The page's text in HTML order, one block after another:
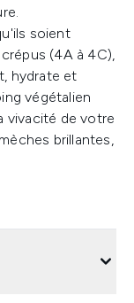
soient
(4A à 4C),
hydrate et
végétalien
vivacité de votre
brillantes,